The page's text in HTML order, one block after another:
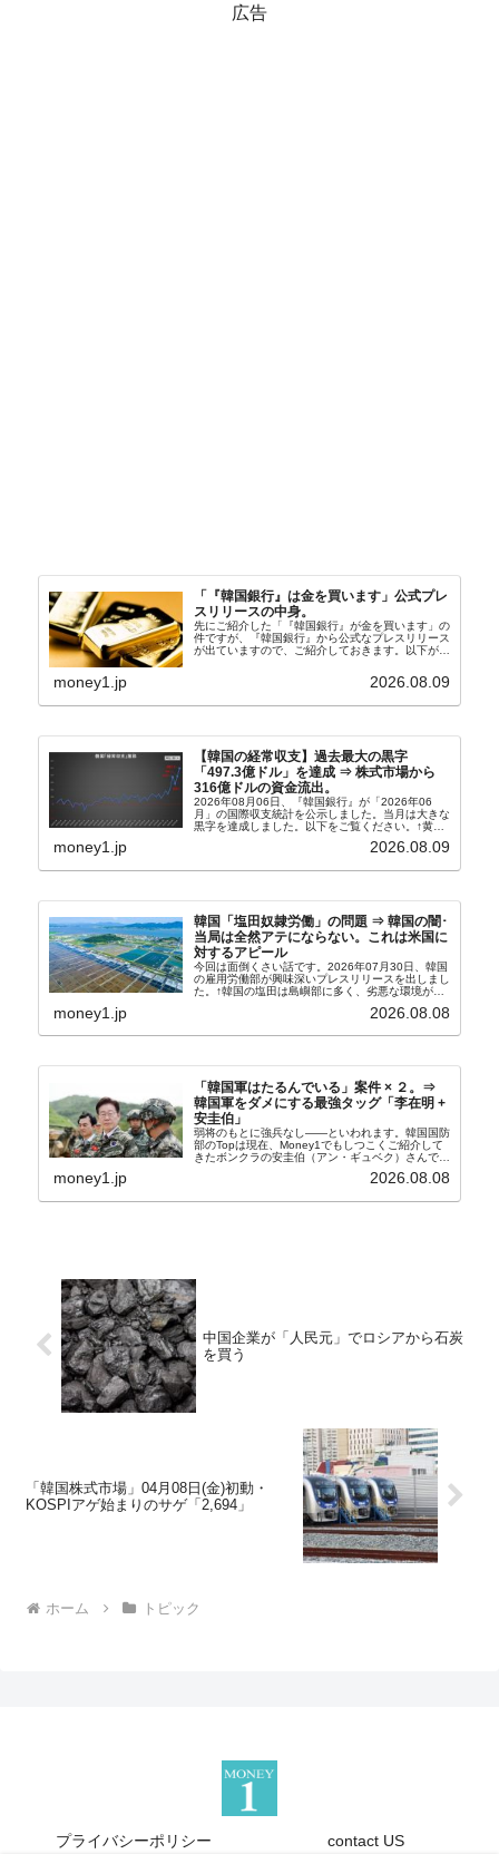
広告
「『韓国銀行』は金を買います」公式プレ
スリリースの中身。
先にご紹介した「『韓国銀行』が金を買います」の
件ですが、『韓国銀行』から公式なプレスリリース
が出ていますので、ご紹介しておきます。以下が全
れ協力体制を構築□『韓国銀行』は、国内生産金の
money1.jp 2026.08.09
【韓国の経常収支】過去最大の黒字
「497.3億ドル」を達成 ⇒ 株式市場から
316億ドルの資金流出。
2026年08月06日、『韓国銀行』が「2026年06
月」の国際収支統計を公示しました。当月は大きな
黒字を達成しました。以下をご覧ください。↑黄色
の経常収支です。2026年06月貿易収支：4...
money1.jp 2026.08.09
韓国「塩田奴隷労働」の問題 ⇒ 韓国の闇･
当局は全然アテにならない。これは米国に
対するアピール
今回は面倒くさい話です。2026年07月30日、韓国
の雇用労働部が興味深いプレスリリースを出しまし
た。↑韓国の塩田は島嶼部に多く、劣悪な環境が一
たといわれます（後述）。これは、いわゆる「塩田
money1.jp 2026.08.08
「韓国軍はたるんでいる」案件 × ２。⇒
韓国軍をダメにする最強タッグ「李在明 +
安圭伯」
弱将のもとに強兵なし――といわれます。韓国国防
部のTopは現在、Money1でもしつこくご紹介して
きたボンクラの安圭伯（アン・ギュベク）さんで
さんと「韓国初の文官上がり」の国防部長官安圭伯
money1.jp 2026.08.08
中国企業が「人民元」でロシアから石炭
を買う
「韓国株式市場」04月08日(金)初動・
KOSPIアゲ始まりのサゲ「2,694」
ホーム トピック
プライバシーポリシー contact US